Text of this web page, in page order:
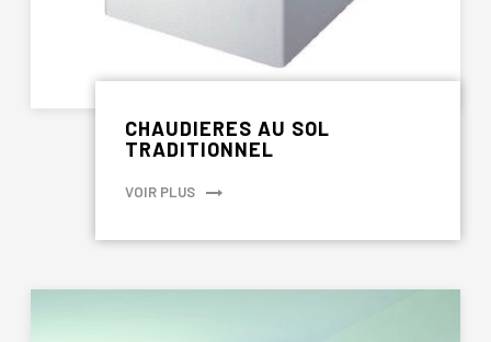
CHAUDIERES AU SOL
TRADITIONNEL
VOIR PLUS